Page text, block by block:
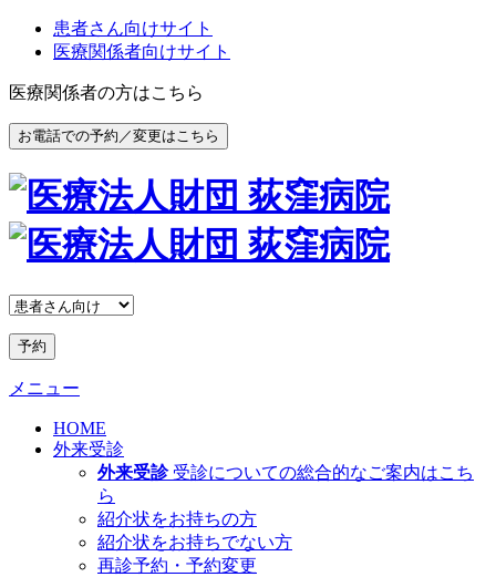
患者さん向けサイト
医療関係者向けサイト
医療関係者の方はこちら
お電話での予約／変更はこちら
予約
メニュー
HOME
外来受診
外来受診 受診についての総合的なご案内はこち
ら
紹介状をお持ちの方
紹介状をお持ちでない方
再診予約・予約変更